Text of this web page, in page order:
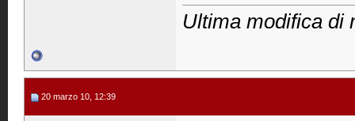
Ultima modifica di
20 marzo 10, 12:39